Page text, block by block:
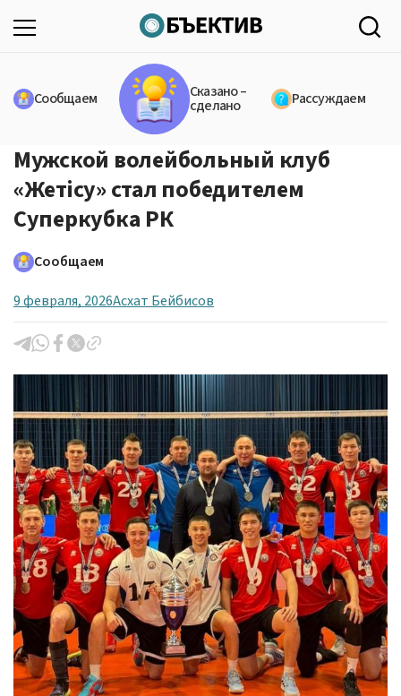
Сообщаем Сказано –
сделано Рассуждаем
Мужской волейбольный клуб
«Жетісу» стал победителем
Суперкубка РК
Сообщаем
9 февраля, 2026Асхат Бейбисов